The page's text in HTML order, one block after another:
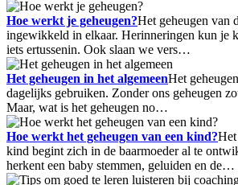
Hoe werkt je geheugen?Het geheugen van
ingewikkeld in elkaar. Herinneringen kun je
iets ertussenin. Ook slaan we vers…
Het geheugen in het algemeenHet
dagelijks gebruiken. Zonder ons geheugen
Maar, wat is het geheugen no…
Hoe werkt het geheugen van een kind?Het
kind begint zich in de baarmoeder al te
herkent een baby stemmen, geluiden en de…